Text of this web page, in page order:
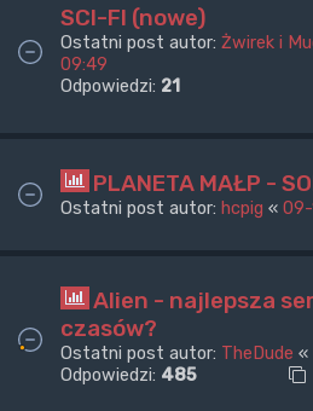
SCI-FI (nowe)
Ostatni post autor: Żwirek i
09:49
Odpowiedzi: 21
PLANETA MAŁP -
Ostatni post autor: hcpig « 09-
Alien - najlepsza
czasów?
Ostatni post autor: TheDude «
Odpowiedzi: 485